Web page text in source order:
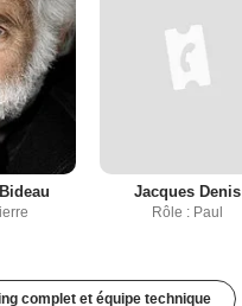
Jacques Denis
Rôle : Paul
complet et équipe technique